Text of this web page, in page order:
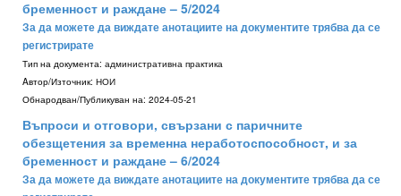
бременност и раждане – 5/2024
За да можете да виждате анотациите на документите трябва да се
регистрирате
Тип на документа: административна практика
Aвтор/Източник: НОИ
Обнародван/Публикуван на: 2024-05-21
Въпроси и отговори, свързани с паричните
обезщетения за временна неработоспособност, и за
бременност и раждане – 6/2024
За да можете да виждате анотациите на документите трябва да се